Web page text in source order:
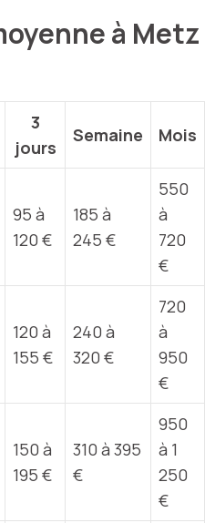
à Metz
3
jours
Semaine Mois
95 à
120 €
185 à
245 €
550
à
720
€
120 à
155 €
240 à
320 €
720
à
950
€
150 à
195 €
310 à 395
€
950
à 1
250
€